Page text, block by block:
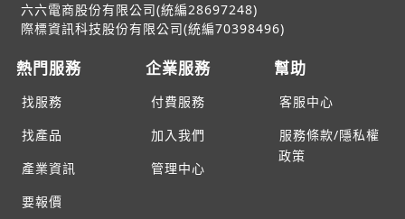
六六電商股份有限公司(統編28697248)
際標資訊科技股份有限公司(統編70398496)
熱門服務
找服務
找產品
產業資訊
要報價
企業服務
付費服務
加入我們
管理中心
幫助
客服中心
服務條款/隱私權
政策